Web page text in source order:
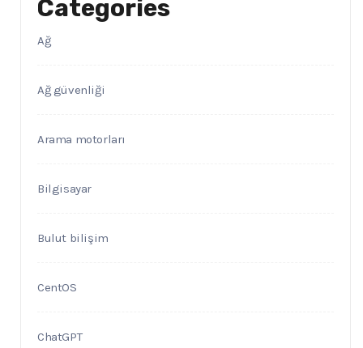
Categories
Ağ
Ağ güvenliği
Arama motorları
Bilgisayar
Bulut bilişim
CentOS
ChatGPT